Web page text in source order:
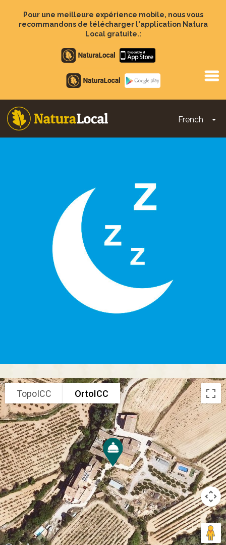
contenu
Pour une meilleure expérience mobile, nous vous
recommandons de télécharger l'application Natura
Local gratuite.:
Apple
store
Google
Play
French
Main
TopoICC OrtoICC